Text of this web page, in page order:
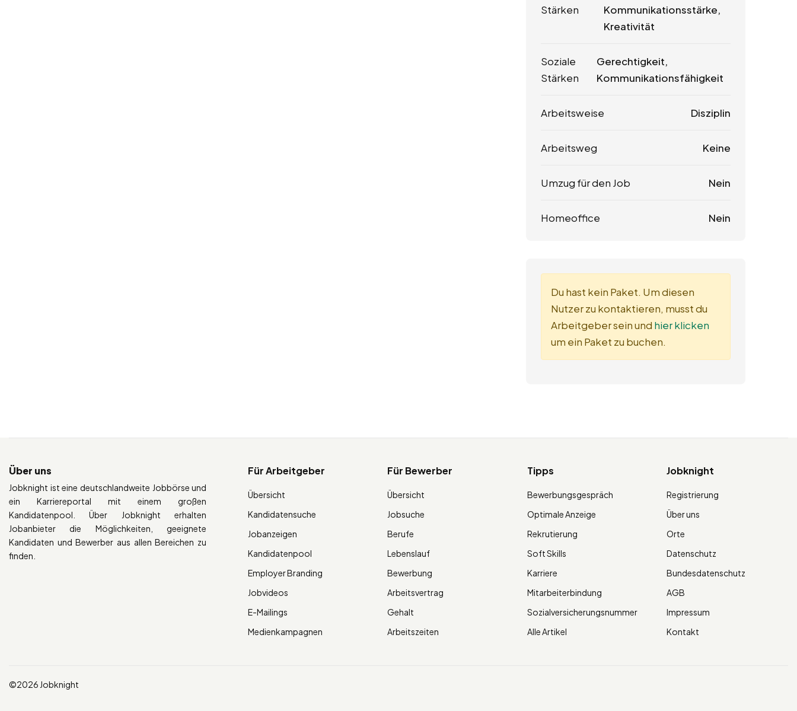
Stärken
Kommunikationsstärke,
Kreativität
Soziale
Stärken
Gerechtigkeit,
Kommunikationsfähigkeit
Arbeitsweise Disziplin
Arbeitsweg Keine
Umzug für den Job Nein
Homeoffice Nein
Du hast kein Paket. Um diesen
Nutzer zu kontaktieren, musst du
Arbeitgeber sein und hier klicken
um ein Paket zu buchen.
Über uns
Jobknight ist eine deutschlandweite Jobbörse und
ein Karriereportal mit einem großen
Kandidatenpool. Über Jobknight erhalten
Jobanbieter die Möglichkeiten, geeignete
Kandidaten und Bewerber aus allen Bereichen zu
finden.
Für Arbeitgeber
Übersicht
Kandidatensuche
Jobanzeigen
Kandidatenpool
Employer Branding
Jobvideos
E-Mailings
Medienkampagnen
Für Bewerber
Übersicht
Jobsuche
Berufe
Lebenslauf
Bewerbung
Arbeitsvertrag
Gehalt
Arbeitszeiten
Tipps
Bewerbungsgespräch
Optimale Anzeige
Rekrutierung
Soft Skills
Karriere
Mitarbeiterbindung
Sozialversicherungsnummer
Alle Artikel
Jobknight
Registrierung
Über uns
Orte
Datenschutz
Bundesdatenschutz
AGB
Impressum
Kontakt
©2026 Jobknight